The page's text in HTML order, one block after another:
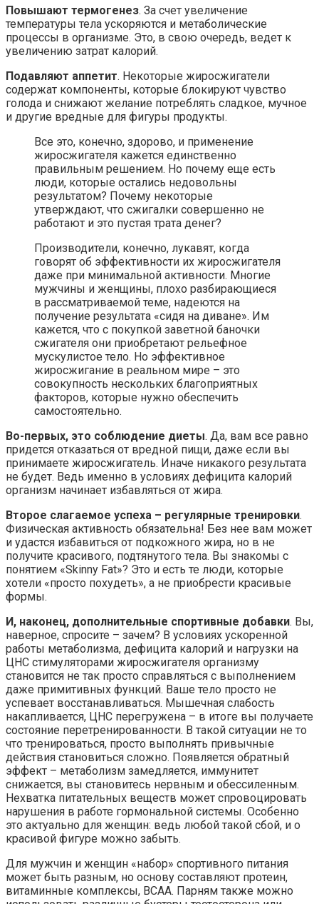
Повышают термогенез. За счет увеличение
температуры тела ускоряются и метаболические
процессы в организме. Это, в свою очередь, ведет к
увеличению затрат калорий.
Подавляют аппетит. Некоторые жиросжигатели
содержат компоненты, которые блокируют чувство
голода и снижают желание потреблять сладкое, мучное
и другие вредные для фигуры продукты.
Все это, конечно, здорово, и применение
жиросжигателя кажется единственно
правильным решением. Но почему еще есть
люди, которые остались недовольны
результатом? Почему некоторые
утверждают, что сжигалки совершенно не
работают и это пустая трата денег?
Производители, конечно, лукавят, когда
говорят об эффективности их жиросжигателя
даже при минимальной активности. Многие
мужчины и женщины, плохо разбирающиеся
в рассматриваемой теме, надеются на
получение результата «сидя на диване». Им
кажется, что с покупкой заветной баночки
сжигателя они приобретают рельефное
мускулистое тело. Но эффективное
жиросжигание в реальном мире – это
совокупность нескольких благоприятных
факторов, которые нужно обеспечить
самостоятельно.
Во-первых, это соблюдение диеты. Да, вам все равно
придется отказаться от вредной пищи, даже если вы
принимаете жиросжигатель. Иначе никакого результата
не будет. Ведь именно в условиях дефицита калорий
организм начинает избавляться от жира.
Второе слагаемое успеха – регулярные тренировки.
Физическая активность обязательна! Без нее вам может
и удастся избавиться от подкожного жира, но в не
получите красивого, подтянутого тела. Вы знакомы с
понятием «Skinny Fat»? Это и есть те люди, которые
хотели «просто похудеть», а не приобрести красивые
формы.
И, наконец, дополнительные спортивные добавки. Вы,
наверное, спросите – зачем? В условиях ускоренной
работы метаболизма, дефицита калорий и нагрузки на
ЦНС стимуляторами жиросжигателя организму
становится не так просто справляться с выполнением
даже примитивных функций. Ваше тело просто не
успевает восстанавливаться. Мышечная слабость
накапливается, ЦНС перегружена – в итоге вы получаете
состояние перетренированности. В такой ситуации не то
что тренироваться, просто выполнять привычные
действия становиться сложно. Появляется обратный
эффект – метаболизм замедляется, иммунитет
снижается, вы становитесь нервным и обессиленным.
Нехватка питательных веществ может спровоцировать
нарушения в работе гормональной системы. Особенно
это актуально для женщин: ведь любой такой сбой, и о
красивой фигуре можно забыть.
Для мужчин и женщин «набор» спортивного питания
может быть разным, но основу составляют протеин,
витаминные комплексы, BCAA. Парням также можно